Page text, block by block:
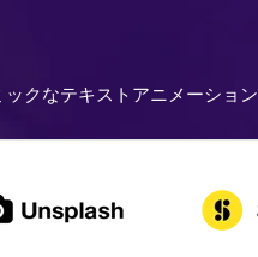
ックなテキストアニメーション